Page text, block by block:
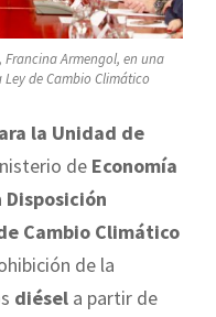
Francina Armengol, en una
de Cambio Climático
la Unidad de
de Economía
Disposición
Cambio Climático
de la
diésel a partir de